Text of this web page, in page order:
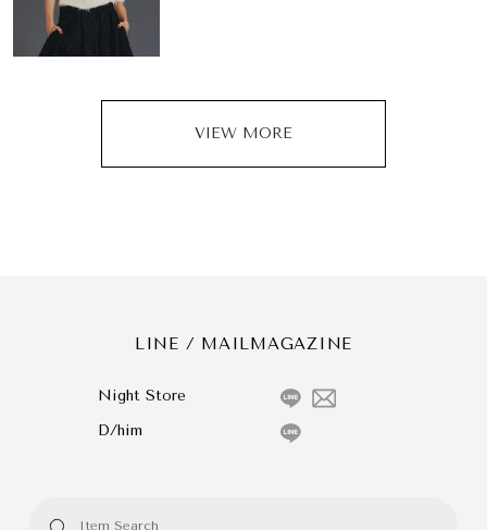
VIEW MORE
LINE / MAILMAGAZINE
Night Store
D/him